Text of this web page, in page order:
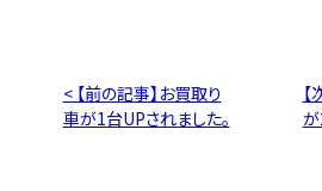
< 【前の記事】お買取り
車が1台UPされました。
が